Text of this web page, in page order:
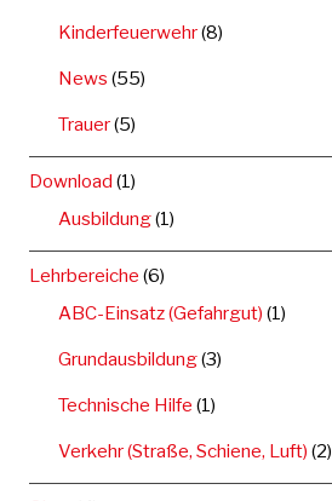
Kinderfeuerwehr(8)
News (55)
Trauer(5)
Download (1)
Ausbildung(1)
Lehrbereiche (6)
ABC-Einsatz (Gefahrgut) (1)
Grundausbildung(3)
Technische Hilfe (1)
Verkehr (Straße, Schiene, Luft) (2)